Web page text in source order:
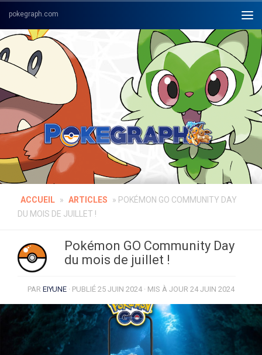
Skip to content
ACCUEIL » ARTICLES » POKÉMON GO COMMUNITY DAY
DU MOIS DE JUILLET !
Pokémon GO Community Day
du mois de juillet !
PAR EIYUNE · PUBLIÉ 25 JUIN 2024· MIS À JOUR 24 JUIN 2024